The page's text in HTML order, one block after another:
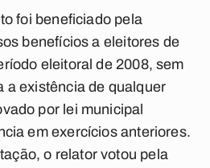
foi beneficiado pela
benefícios a eleitores de
eleitoral de 2008, sem
a existência de qualquer
por lei municipal
em exercícios anteriores.
o relator votou pela